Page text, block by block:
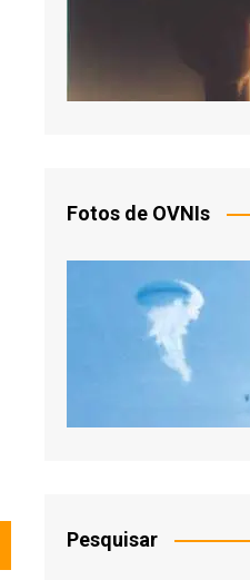
Fotos de OVNIs
Pesquisar